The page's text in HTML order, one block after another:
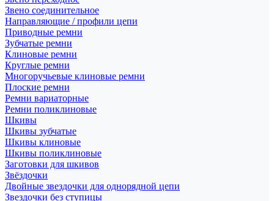
Звено соединительное
Направляющие / профили цепи
Приводные ремни
Зубчатые ремни
Клиновые ремни
Круглые ремни
Многоручьевые клиновые ремни
Плоские ремни
Ремни вариаторные
Ремни поликлиновые
Шкивы
Шкивы зубчатые
Шкивы клиновые
Шкивы поликлиновые
Заготовки для шкивов
Звёздочки
Двойные звездочки для однорядной цепи
Звездочки без ступицы